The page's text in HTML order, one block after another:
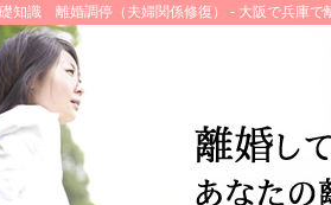
知識 離婚調停（夫婦関係修復） - 大阪で兵庫